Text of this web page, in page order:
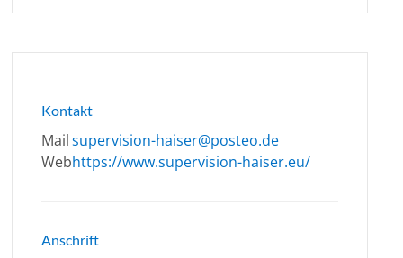
Kontakt
Mailsupervision-haiser@posteo.de
Webhttps://www.supervision-haiser.eu/
Anschrift